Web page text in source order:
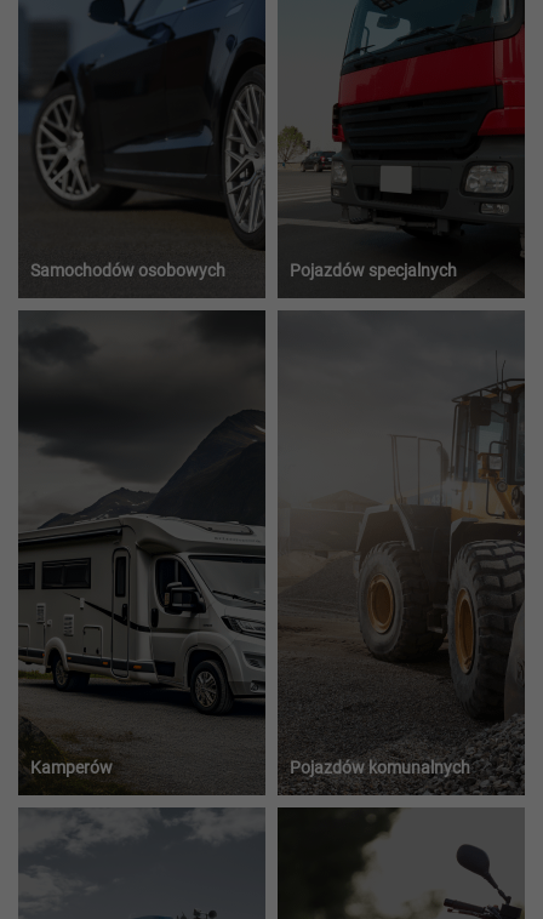
Samochodów osobowych Pojazdów specjalnych
Kamperów Pojazdów komunalnych